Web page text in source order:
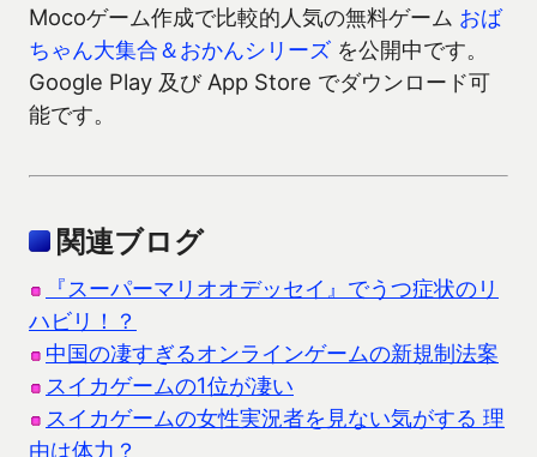
Mocoゲーム作成で比較的人気の無料ゲーム おば
ちゃん大集合＆おかんシリーズ を公開中です。
Google Play 及び App Store でダウンロード可
能です。
関連ブログ
『スーパーマリオオデッセイ』でうつ症状のリ
ハビリ！？
中国の凄すぎるオンラインゲームの新規制法案
スイカゲームの1位が凄い
スイカゲームの女性実況者を見ない気がする 理
由は体力？